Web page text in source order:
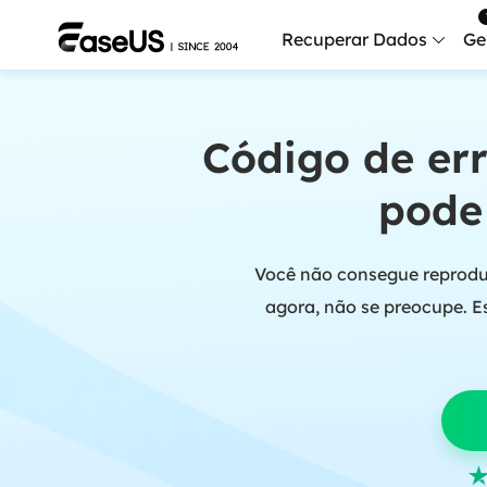
Recuperar Dados
Mais
Código de
Você não consegue
agora, não se preocupe.